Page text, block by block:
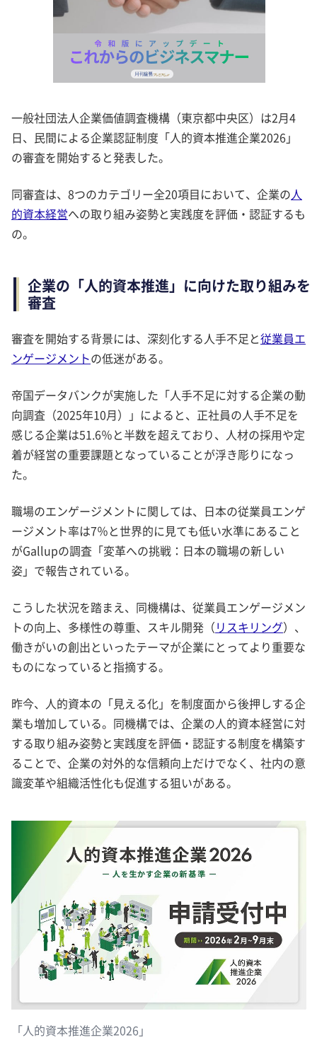
一般社団法人企業価値調査機構（東京都中央区）は2月4
日、民間による企業認証制度「人的資本推進企業2026」
の審査を開始すると発表した。
同審査は、8つのカテゴリー全20項目において、企業の人
的資本経営への取り組み姿勢と実践度を評価・認証するも
の。
企業の「人的資本推進」に向けた取り組みを
審査
審査を開始する背景には、深刻化する人手不足と従業員エ
ンゲージメントの低迷がある。
帝国データバンクが実施した「人手不足に対する企業の動
向調査（2025年10月）」によると、正社員の人手不足を
感じる企業は51.6％と半数を超えており、人材の採用や定
着が経営の重要課題となっていることが浮き彫りになっ
た。
職場のエンゲージメントに関しては、日本の従業員エンゲ
ージメント率は7％と世界的に見ても低い水準にあること
がGallupの調査「変革への挑戦：日本の職場の新しい
姿」で報告されている。
こうした状況を踏まえ、同機構は、従業員エンゲージメン
トの向上、多様性の尊重、スキル開発（リスキリング）、
働きがいの創出といったテーマが企業にとってより重要な
ものになっていると指摘する。
昨今、人的資本の「見える化」を制度面から後押しする企
業も増加している。同機構では、企業の人的資本経営に対
する取り組み姿勢と実践度を評価・認証する制度を構築す
ることで、企業の対外的な信頼向上だけでなく、社内の意
識変革や組織活性化も促進する狙いがある。
「人的資本推進企業2026」